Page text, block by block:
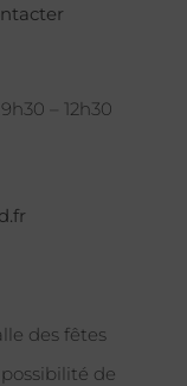
– 12h30
des fêtes
de